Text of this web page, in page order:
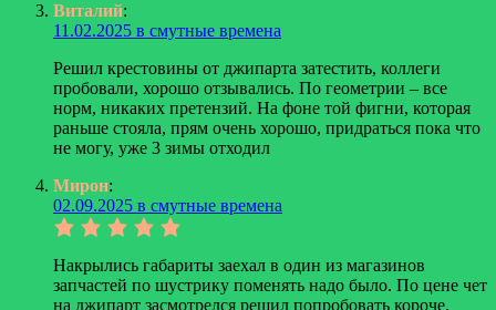
Виталий:
11.02.2025 в смутные времена
Решил крестовины от джипарта затестить, коллеги
пробовали, хорошо отзывались. По геометрии – все
норм, никаких претензий. На фоне той фигни, которая
раньше стояла, прям очень хорошо, придраться пока что
не могу, уже 3 зимы отходил
Мирон:
02.09.2025 в смутные времена
Накрылись габариты заехал в один из магазинов
запчастей по шустрику поменять надо было. По цене чет
на джипарт засмотрелся решил попробовать короче.